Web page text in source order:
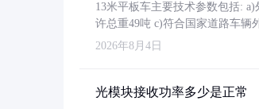
13米平板车主要技术参数包括:
许总重49吨 c)符合国家道路车辆
2026年8月4日
光模块接收功率多少是正常